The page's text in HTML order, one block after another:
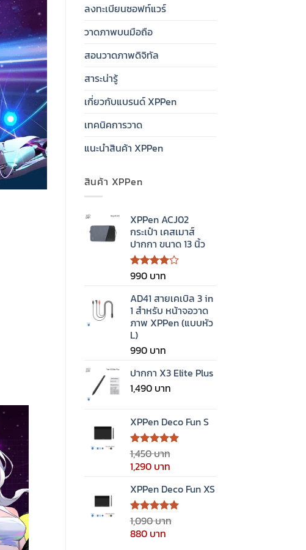
ลงทะเบียนซอฟท์แวร์
วาดภาพบนมือถือ
สอนวาดภาพดิจิทัล
สาระน่ารู้
เกี่ยวกับแบรนด์ XPPen
เทคนิคการวาด
แนะนำสินค้า XPPen
สินค้า XPPen
XPPen ACJ02
กระเป๋า เคสเมาส์
ปากกา ขนาด 13 นิ้ว
ให้
4.00
ตั้งแต่ 1-
5
คะแนน
990
AD41 สายเคเบิล 3 in
1 สำหรับ หน้าจอวาด
ภาพ XPPen (แบบหัว
L)
990
ปากกา X3 Elite Plus
1,490
XPPen Deco Fun S
ให้คะแนน
5.00ตั้งแต่
1-5
1,450
Original
was:
1,450 ฿.
1,290
is:
1,290 ฿.
XPPen Deco Fun XS
ให้คะแนน
5.00
1-5
1,090
Original
880